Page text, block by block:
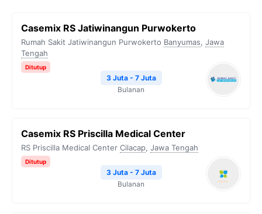
Casemix RS Jatiwinangun Purwokerto
Rumah Sakit Jatiwinangun Purwokerto Banyumas, Jawa
Tengah
Ditutup
3 Juta - 7 Juta
Bulanan
Casemix RS Priscilla Medical Center
RS Priscilla Medical Center Cilacap, Jawa Tengah
Ditutup
3 Juta - 7 Juta
Bulanan